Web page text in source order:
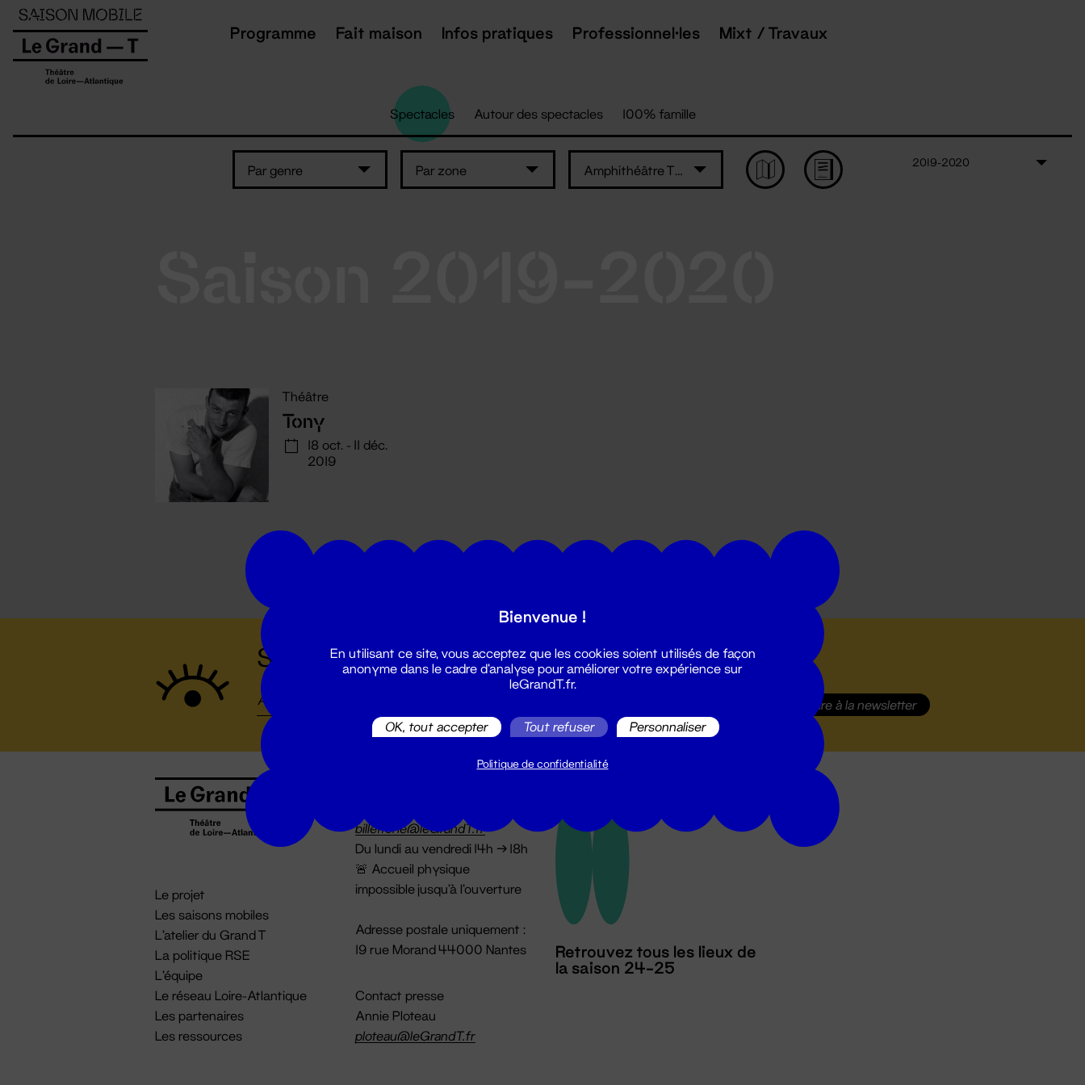
Programme Fait maison Infos pratiques Professionnel·les Mixt / Travaux
Spectacles Autour des spectacles 100% famille
Par genre Par zone Amphithéâtre Thomas Narcejac
2019-2020
Théâtre
Tony
18 oct. - 11 déc.
2019
Suivez toutes les actualités du Grand T :
S'inscrire à la newsletter
Le projet
Les saisons mobiles
L'atelier du Grand T
La politique RSE
L'équipe
Le réseau Loire-Atlantique
Les partenaires
Les ressources
billetterie@leGrandT.fr
Du lundi au vendredi 14h → 18h
🚨 Accueil physique
impossible jusqu'à l'ouverture
Adresse postale uniquement :
19 rue Morand 44000 Nantes
Contact presse
Annie Ploteau
ploteau@leGrandT.fr
Retrouvez tous les lieux de
la saison 24-25
Panneau de gestion des cookies
Bienvenue !
En utilisant ce site, vous acceptez que les cookies soient utilisés de façon
anonyme dans le cadre d'analyse pour améliorer votre expérience sur
leGrandT.fr.
OK, tout accepter Tout refuser Personnaliser
Politique de confidentialité